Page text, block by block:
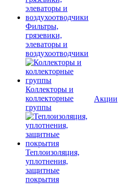
Фильтры,
грязевики,
элеваторы и
воздухоотводчики
Коллекторы и
коллекторные
группы
Теплоизоляция,
уплотнения,
защитные
покрытия
Акции